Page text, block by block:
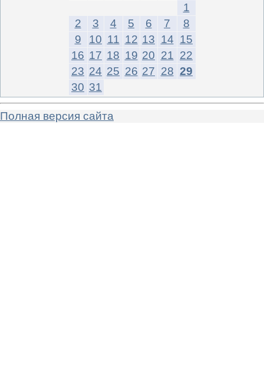
1
2
3 4 5 6 7
8
9
10 11 12 13 14 15
16 17 18 19 20 21 22
23 24 25 26 27 28 29
30 31
Полная версия сайта